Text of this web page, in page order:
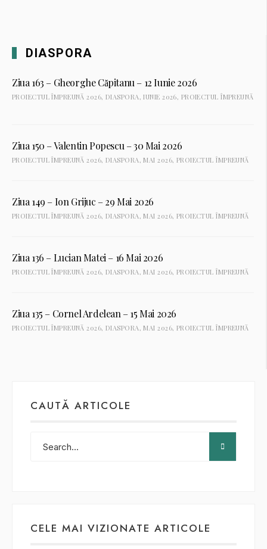
DIASPORA​
Ziua 163 – Gheorghe Căpitanu – 12 Iunie 2026
PROIECTUL ÎMPREUNĂ 2026,DIASPORA,IUNIE 2026, PROIECTUL ÎMPREUNĂ
Ziua 150 – Valentin Popescu – 30 Mai 2026
PROIECTUL ÎMPREUNĂ 2026,DIASPORA,MAI 2026, PROIECTUL ÎMPREUNĂ
Ziua 149 – Ion Grijuc – 29 Mai 2026
PROIECTUL ÎMPREUNĂ 2026,DIASPORA,MAI 2026, PROIECTUL ÎMPREUNĂ
Ziua 136 – Lucian Matei – 16 Mai 2026
PROIECTUL ÎMPREUNĂ 2026,DIASPORA,MAI 2026, PROIECTUL ÎMPREUNĂ
Ziua 135 – Cornel Ardelean – 15 Mai 2026
PROIECTUL ÎMPREUNĂ 2026,DIASPORA,MAI 2026, PROIECTUL ÎMPREUNĂ
CAUTĂ ARTICOLE
CELE MAI VIZIONATE ARTICOLE